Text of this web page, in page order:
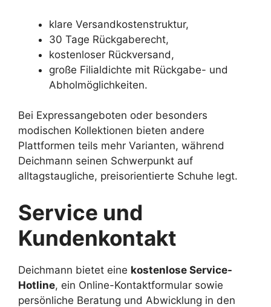
klare Versandkostenstruktur,
30 Tage Rückgaberecht,
kostenloser Rückversand,
große Filialdichte mit Rückgabe- und
Abholmöglichkeiten.
Bei Expressangeboten oder besonders
modischen Kollektionen bieten andere
Plattformen teils mehr Varianten, während
Deichmann seinen Schwerpunkt auf
alltagstaugliche, preisorientierte Schuhe legt.
Service und
Kundenkontakt
Deichmann bietet eine kostenlose Service-
Hotline, ein Online-Kontaktformular sowie
persönliche Beratung und Abwicklung in den